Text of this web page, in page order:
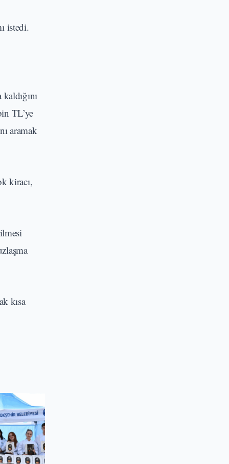
istedi.
TL’ye
aramak
kiracı,
kısa